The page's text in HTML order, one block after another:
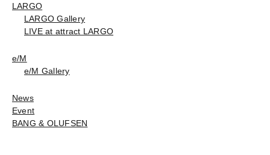
LARGO
LARGO Gallery
LIVE at attract LARGO
e/M
e/M Gallery
News
Event
BANG & OLUFSEN